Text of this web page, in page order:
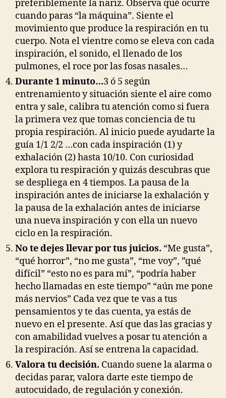
preferiblemente la nariz. Observa qué ocurre
cuando paras “la máquina”. Siente el
movimiento que produce la respiración en tu
cuerpo. Nota el vientre como se eleva con cada
inspiración, el sonido, el llenado de los
pulmones, el roce por las fosas nasales…
Durante 1 minuto…3 ó 5 según
entrenamiento y situación siente el aire como
entra y sale, calibra tu atención como si fuera
la primera vez que tomas conciencia de tu
propia respiración. Al inicio puede ayudarte la
guía 1/1 2/2 …con cada inspiración (1) y
exhalación (2) hasta 10/10. Con curiosidad
explora tu respiración y quizás descubras que
se despliega en 4 tiempos. La pausa de la
inspiración antes de iniciarse la exhalación y
la pausa de la exhalación antes de iniciarse
una nueva inspiración y con ella un nuevo
ciclo en la respiración.
No te dejes llevar por tus juicios. “Me gusta”,
“qué horror”, “no me gusta”, “me voy”, ”qué
difícil” “esto no es para mí”, “podría haber
hecho llamadas en este tiempo” “aún me pone
más nervios” Cada vez que te vas a tus
pensamientos y te das cuenta, ya estás de
nuevo en el presente. Así que das las gracias y
con amabilidad vuelves a posar tu atención a
la respiración. Así se entrena la capacidad.
Valora tu decisión. Cuando suene la alarma o
decidas parar, valora darte este tiempo de
autocuidado, de regulación y conexión.